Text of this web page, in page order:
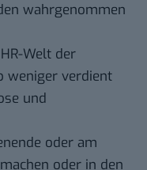
wahrgenommen
Welt der
weniger verdient
und
oder am
oder in den